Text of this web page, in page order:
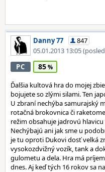
Danny 77
847
05.01.2013 13:05
PC 85
Ďalšia kultová hra do mojej
bojujete so zlými silami. Ten
U zbraní nechýba samurajský
rotačná brokovnica či
režim obsahuje jadrovú
Nechýbajú ani jak sme u
je tu oproti Dukovi dosť velká
vysokozdvižný vozík, tank a
gulometu a dela. Hra má
dnes. Aj keď tých 16 rokov sa